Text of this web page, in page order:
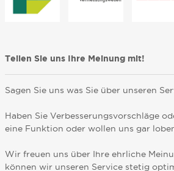
Teilen Sie uns Ihre Meinung mit!
Sagen Sie uns was Sie über unseren
Haben Sie Verbesserungsvorschläge
eine Funktion oder wollen uns gar
Wir freuen uns über Ihre ehrliche
können wir unseren Service stetig